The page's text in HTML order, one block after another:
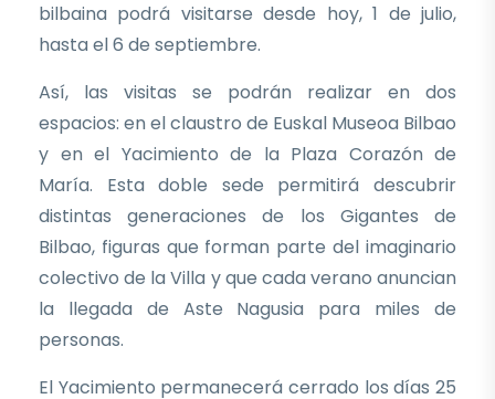
bilbaina podrá visitarse desde hoy, 1 de julio,
hasta el 6 de septiembre.
Así, las visitas se podrán realizar en dos
espacios: en el claustro de Euskal Museoa Bilbao
y en el Yacimiento de la Plaza Corazón de
María. Esta doble sede permitirá descubrir
distintas generaciones de los Gigantes de
Bilbao, figuras que forman parte del imaginario
colectivo de la Villa y que cada verano anuncian
la llegada de Aste Nagusia para miles de
personas.
El Yacimiento permanecerá cerrado los días 25